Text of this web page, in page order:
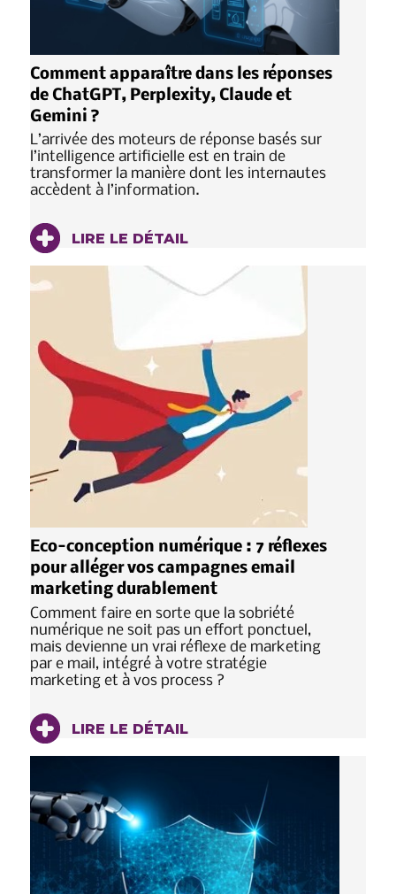
Comment apparaître dans les réponses
de ChatGPT, Perplexity, Claude et
Gemini ?
L’arrivée des moteurs de réponse basés sur
l’intelligence artificielle est en train de
transformer la manière dont les internautes
accèdent à l’information.
LIRE LE DÉTAIL
Eco-conception numérique : 7 réflexes
pour alléger vos campagnes email
marketing durablement
Comment faire en sorte que la sobriété
numérique ne soit pas un effort ponctuel,
mais devienne un vrai réflexe de marketing
par e mail, intégré à votre stratégie
marketing et à vos process ?
LIRE LE DÉTAIL